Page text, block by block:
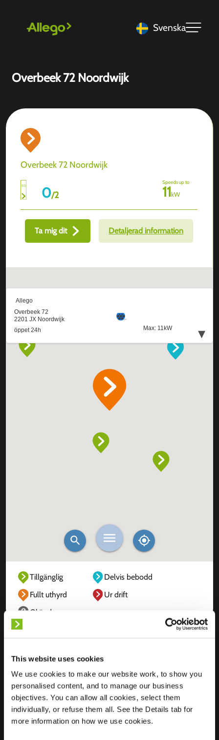
This website uses cookies
We use cookies to make our website work, to show you
personalised content, and to manage our business
objectives. You can allow all cookies, select them
individually, or refuse them all. See the Details tab for
more information on how we use cookies.
Svenska
Overbeek 72 Noordwijk
Overbeek 72 Noordwijk
0/2
Speeds up to
11kW
Ta mig dit Detaljerad information
Tillgänglig
Delvis bebodd
Fullt uthyrd
Ur drift
Okänd
Plats
Overbeek 72
2201 JX Noordwijk
Nederländerna
Regular Charging 0 of 2 available